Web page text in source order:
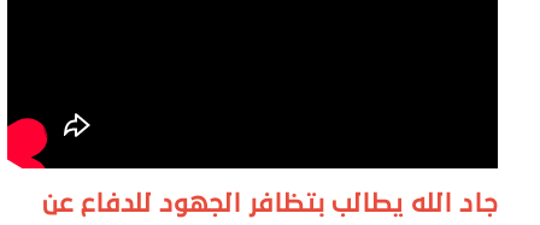
جاد الله يطالب بتظافر الجهود للدفاع عن